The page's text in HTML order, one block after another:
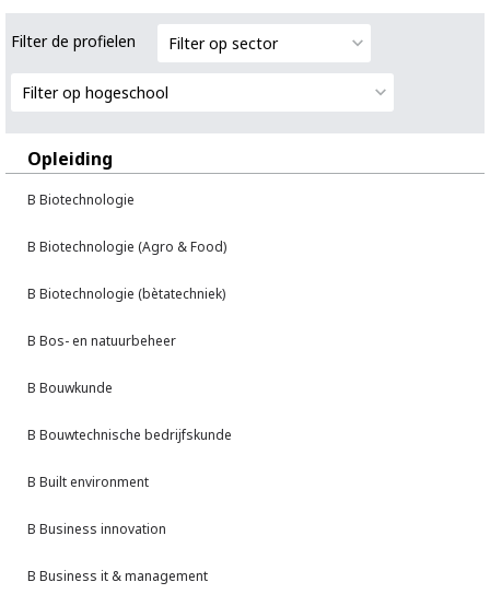
Filter de profielen Filter op sector
Filter op hogeschool
Opleiding
B Biotechnologie
B Biotechnologie (Agro & Food)
B Biotechnologie (bètatechniek)
B Bos- en natuurbeheer
B Bouwkunde
B Bouwtechnische bedrijfskunde
B Built environment
B Business innovation
B Business it & management